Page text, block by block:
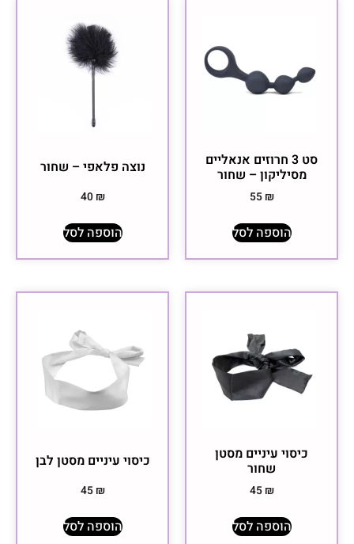
סט 3 חרוזים אנאליים
מסיליקון – שחור
55 ₪
הוספה לסל
נוצה פלאפי – שחור
40 ₪
הוספה לסל
כיסוי עיניים מסטן
שחור
45 ₪
הוספה לסל
כיסוי עיניים מסטן לבן
45 ₪
הוספה לסל